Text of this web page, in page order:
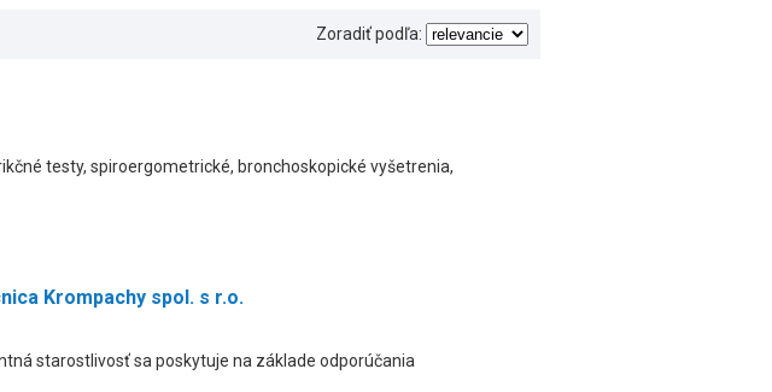
Zoradiť podľa:
testy, spiroergometrické, bronchoskopické vyšetrenia,
Krompachy spol. s r.o.
starostlivosť sa poskytuje na základe odporúčania